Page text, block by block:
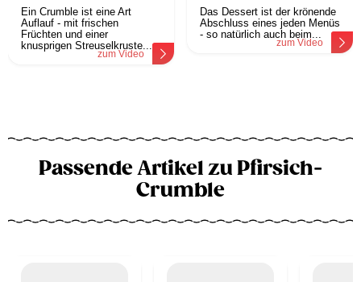
Ein Crumble ist eine Art
Auflauf - mit frischen
Früchten und einer
knusprigen Streuselkruste....
zum Video
Das Dessert ist der krönende
Abschluss eines jeden Menüs
- so natürlich auch beim...
zum Video
Passende Artikel zu Pfirsich-
Crumble